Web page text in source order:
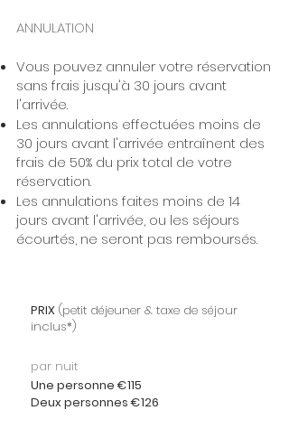
ANNULATION
Vous pouvez annuler votre réservation
sans frais jusqu'à 30 jours avant
l'arrivée.
Les annulations effectuées moins de
30 jours avant l'arrivée entraînent des
frais de 50% du prix total de votre
réservation.
Les annulations faites moins de 14
jours avant l'arrivée, ou les séjours
écourtés, ne seront pas remboursés.
PRIX (petit déjeuner & taxe de séjour
inclus*)
par nuit
Une personne €115
Deux personnes €126